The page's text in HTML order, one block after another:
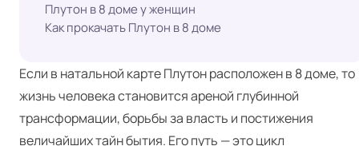
Плутон в 8 доме у женщин
Как прокачать Плутон в 8 доме
Если в натальной карте Плутон расположен в 8 доме, то
жизнь человека становится ареной глубинной
трансформации, борьбы за власть и постижения
величайших тайн бытия. Его путь — это цикл